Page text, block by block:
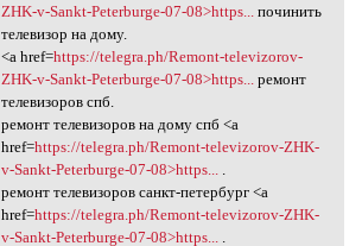
ZHK-v-Sankt-Peterburge-07-08>https...починить
телевизор на дому.
<a href=https://telegra.ph/Remont-televizorov-
ZHK-v-Sankt-Peterburge-07-08>https...ремонт
телевизоров спб.
ремонт телевизоров на дому спб <a
href=https://telegra.ph/Remont-televizorov-ZHK-
v-Sankt-Peterburge-07-08>https....
ремонт телевизоров санкт-петербург <a
href=https://telegra.ph/Remont-televizorov-ZHK-
v-Sankt-Peterburge-07-08>https....